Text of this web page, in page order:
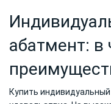
абатмент: в
Купить